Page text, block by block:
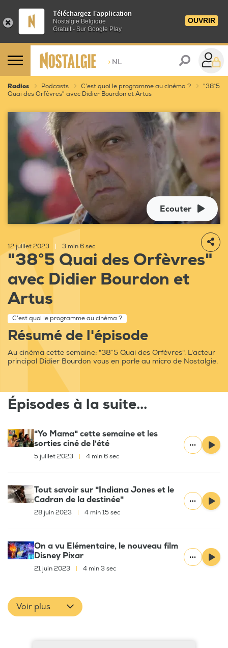
Téléchargez l'application
Nostalgie Belgique
Gratuit - Sur Google Play
OUVRIR
> NL
Radios Podcasts C'est quoi le programme au cinéma ?
"38°5
Quai des Orfèvres" avec Didier Bourdon et Artus
Ecouter
12 juillet 2023 3 min 6 sec
"38°5 Quai des Orfèvres"
avec Didier Bourdon et
Artus
C'est quoi le programme au cinéma ?
Résumé de l'épisode
Au cinéma cette semaine: "38°5 Quai des Orfèvres". L'acteur
principal Didier Bourdon vous en parle au micro de Nostalgie.
Épisodes à la suite...
"Yo Mama" cette semaine et les
sorties ciné de l'été
5 juillet 2023 4 min 6 sec
Tout savoir sur "Indiana Jones et le
Cadran de la destinée"
28 juin 2023 4 min 15 sec
On a vu Elémentaire, le nouveau film
Disney Pixar
21 juin 2023 4 min 3 sec
Voir plus